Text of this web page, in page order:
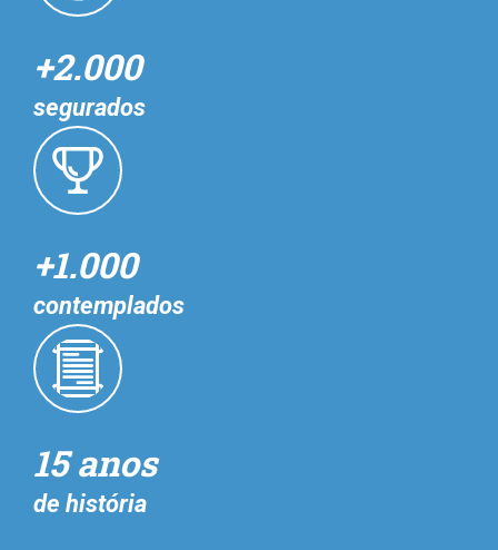
+2.000
segurados
+1.000
contemplados
15 anos
de história